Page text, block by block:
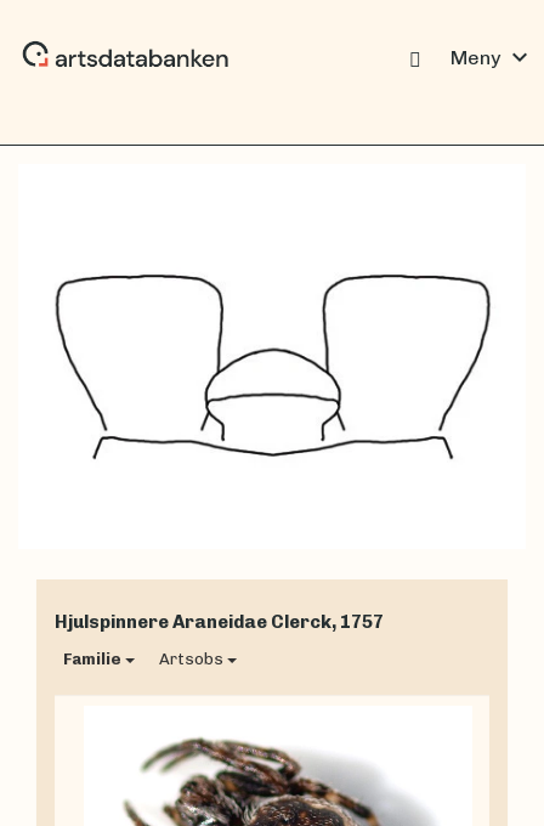
Meny expand_more
HjulspinnereAraneidae Clerck, 1757
Familie Artsobs